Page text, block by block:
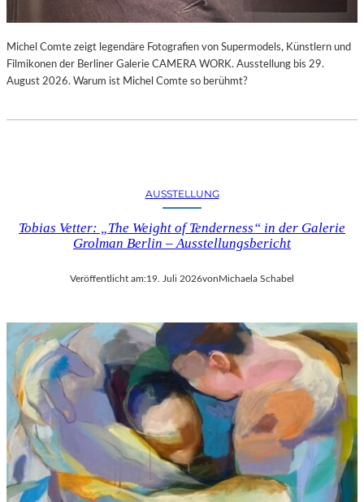
Michel Comte zeigt legendäre Fotografien von Supermodels, Künstlern und
Filmikonen der Berliner Galerie CAMERA WORK. Ausstellung bis 29.
August 2026. Warum ist Michel Comte so berühmt?
AUSSTELLUNG
Tobias Vetter: „The Weight of Tenderness“ in der Galerie
Grolman Berlin – Ausstellungsbericht
Veröffentlicht am:19. Juli 2026von Michaela Schabel